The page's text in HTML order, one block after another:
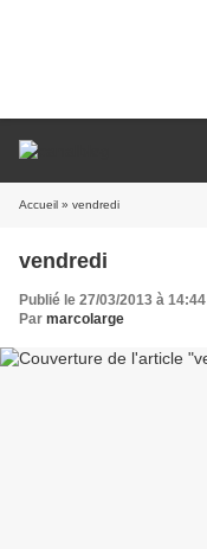
Accueil » vendredi
vendredi
Publié le 27/03/2013 à 14:44
Par marcolarge